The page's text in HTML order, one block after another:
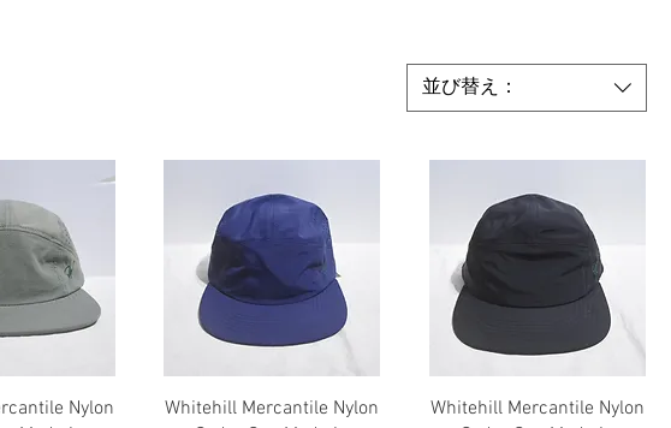
並び替え：
ビュー Nylon
クイックビュー
Whitehill Mercantile Nylon
クイックビュー
Whitehill Mercantile Nylon